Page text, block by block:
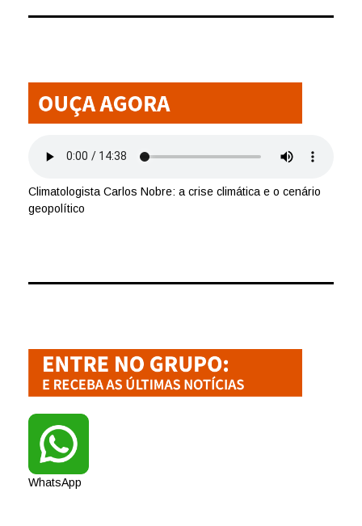
Climatologista Carlos Nobre: a crise climática e o cenário
geopolítico
WhatsApp